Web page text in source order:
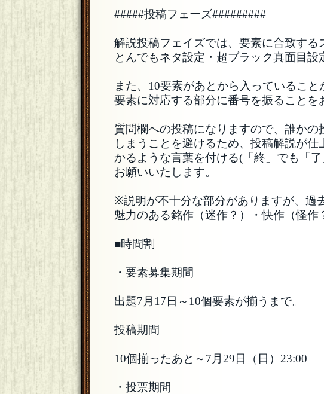
#####投稿フェーズ#########
解説投稿フェイズでは、要素に合致する
とんでもネタ設定・超ブラック真面目設
また、10要素があとから入っているこ
要素に対応する部分に番号を振ることを
質問欄への投稿になりますので、誰か
しまうことを避けるため、投稿解説が
かるような言葉を付ける(「終」でも「
お願いいたします。
※説明が不十分な部分がありますが、過
魅力のある銘作（迷作？）・快作（怪作
■時間割
・要素募集期間
出題7月17日～10個要素が揃うまで。
投稿期間
10個揃ったあと～7月29日（日）23:00
・投票期間